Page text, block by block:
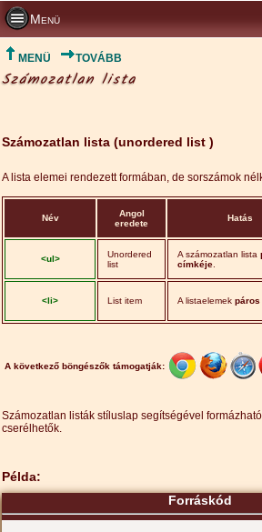
Menü
MENÜ TOVÁBB
Számozatlan lista
Számozatlan lista (unordered list )
A lista elemei rendezett formában, de sorszámok
Név
Angol
eredete
Hatás
<ul>
Unordered
list
A számozatlan lista
címkéje
<li> List item A listaelemek páros
A következő böngészők támogatják:
Számozatlan listák stíluslap segítségével
cserélhetők.
Példa:
Forráskód